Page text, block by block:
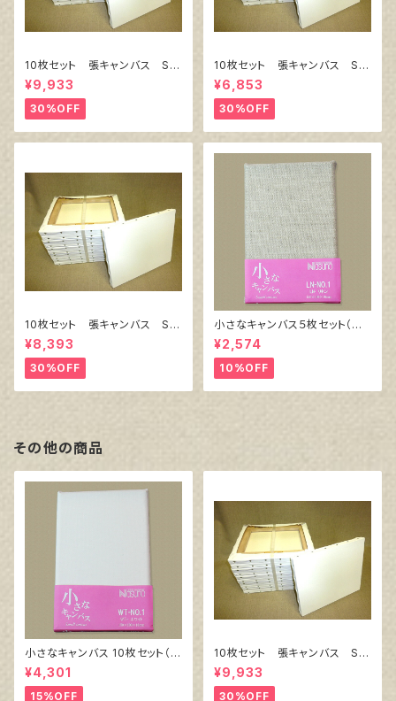
10枚セット 張キャンバス Sn
owWhite SPC（綿・ポリエステ
ル）F8 455㎜×380㎜
¥9,933
30%OFF
10枚セット 張キャンバス Sn
owWhite SPC（綿・ポリエステ
ル）F4 333㎜×242㎜
¥6,853
30%OFF
10枚セット 張キャンバス Sn
owWhite SPC（綿・ポリエステ
ル）F6 410㎜×318㎜
¥8,393
30%OFF
小さなキャンバス５枚セット（麻
キャンバス裏面張り）
¥2,574
10%OFF
その他の商品
小さなキャンバス 10枚セット（ホ
ワイト塗りキャンバス張り）
¥4,301
15%OFF
10枚セット 張キャンバス Sn
owWhite SPC（綿・ポリエステ
ル）F8 455㎜×380㎜
¥9,933
30%OFF